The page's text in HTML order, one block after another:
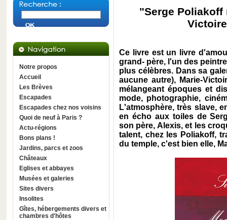
Notre propos
Accueil
Les Brèves
Escapades
Escapades chez nos voisins
Quoi de neuf à Paris ?
Actu-régions
Bons plans !
Jardins, parcs et zoos
Châteaux
Eglises et abbayes
Musées et galeries
Sites divers
Insolites
Gîtes, hébergements divers et
chambres d'hôtes
"Serge Poliakoff
Ce livre est un livre
grand- père, l'un des
plus célèbres. Dans sa
aucune autre), Marie-
mélangeant époques et
mode, photographie,
L'atmosphère, très slave,
en écho aux toiles de
son père, Alexis, et les
talent, chez les Poliakoff,
du temple, c'est bien elle,